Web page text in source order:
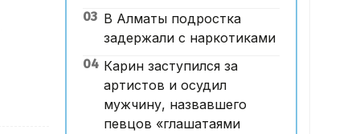
мамандарына ұсынылады?
14:05, 06 Тамыз 2026
Астанада жолаушы мінген
ұшқышсыз әуе таксиі алғаш
рет көкке көтерілді
03 В Алматы подростка
задержали с наркотиками
04 Карин заступился за
артистов и осудил
мужчину, назвавшего
певцов «глашатаями